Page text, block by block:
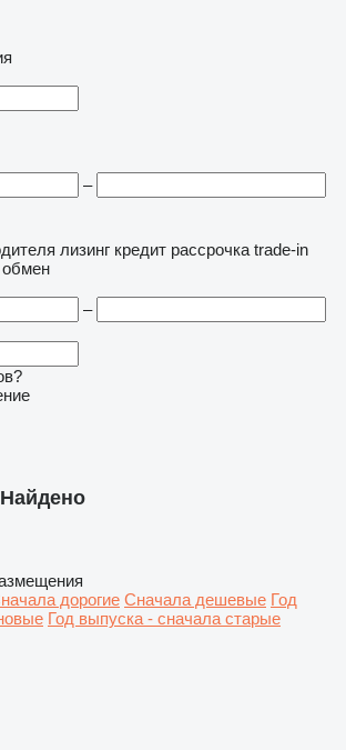
–
лизинг кредит рассрочка trade-in
обмен
–
Найдено
дорогие Сначала дешевые Год
Год выпуска - сначала старые